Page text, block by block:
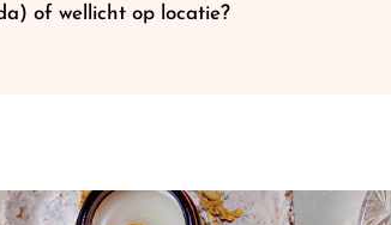
of wellicht op locatie?